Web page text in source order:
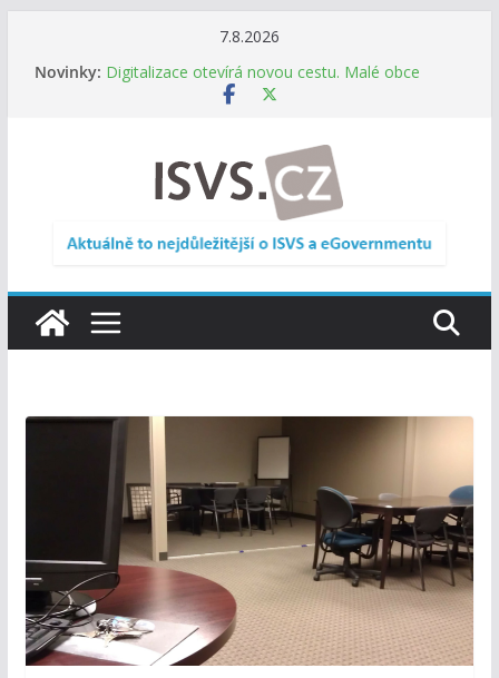
7.8.2026
Novinky: Digitalizace otevírá novou cestu. Malé obce
nemusí zanikat, mohou více spolupracovat
DIA: Informační systém dlouhodobého řízení
(ISDŘ) je od července v plném provozu
RVIS – Výbor pro architekturu a řízení ICT
zveřejnil materiály z nového jednání
Informace o obcích vždy po ruce. SMS ČR spouští